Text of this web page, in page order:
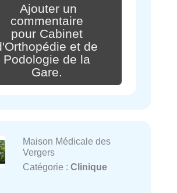
Ajouter un
commentaire
pour Cabinet
et de
Podologie de la
Gare.
Maison Médicale des
Vergers
Catégorie : Clinique